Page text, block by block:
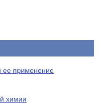
ее применение
химии